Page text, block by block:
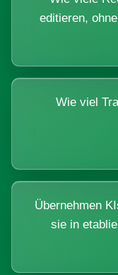
editieren,
Wie viel
Übernehmen
sie in